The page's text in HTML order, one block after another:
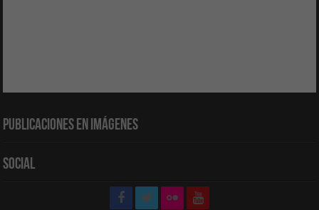
Publicaciones en Imágenes
Social